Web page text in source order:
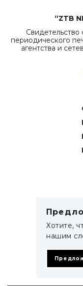
“ZTB
Свидетельство
периодического
агентства и
Хотите,
нашим